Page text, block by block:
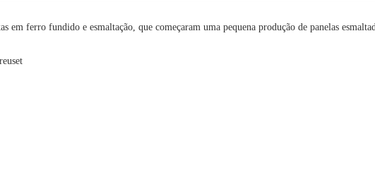
em ferro fundido e esmaltação, que começaram uma pequena produção de panelas